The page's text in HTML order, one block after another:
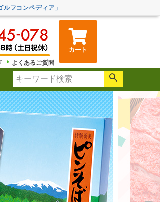
フコンペディア」
カート
よくあるご質問